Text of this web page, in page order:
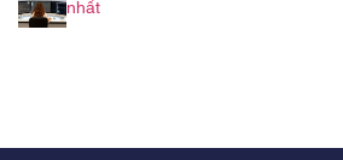
nhất